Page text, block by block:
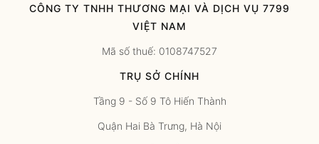
CÔNG TY TNHH THƯƠNG MẠI VÀ DỊCH VỤ 7799
VIỆT NAM
Mã số thuế: 0108747527
TRỤ SỞ CHÍNH
Tầng 9 - Số 9 Tô Hiến Thành
Quận Hai Bà Trưng, Hà Nội